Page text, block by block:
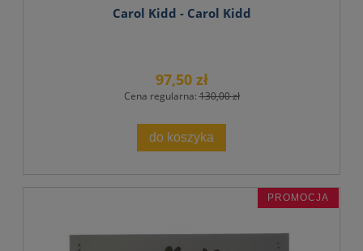
Carol Kidd - Carol Kidd
97,50 zł
Cena regularna:130,00 zł
do koszyka
PROMOCJA